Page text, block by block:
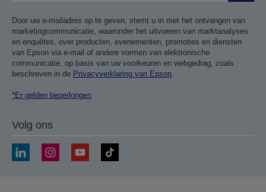
Door uw e-mailadres op te geven, stemt u in met het ontvangen van
marketingcommunicatie, waaronder het uitvoeren van marktanalyses
en enquêtes, over producten, evenementen, promoties en diensten
van Epson via e-mail of andere vormen van elektronische
communicatie, op basis van uw voorkeuren en webgedrag, zoals
beschreven in de Privacyverklaring van Epson
*Er gelden beperkingen
Volg ons